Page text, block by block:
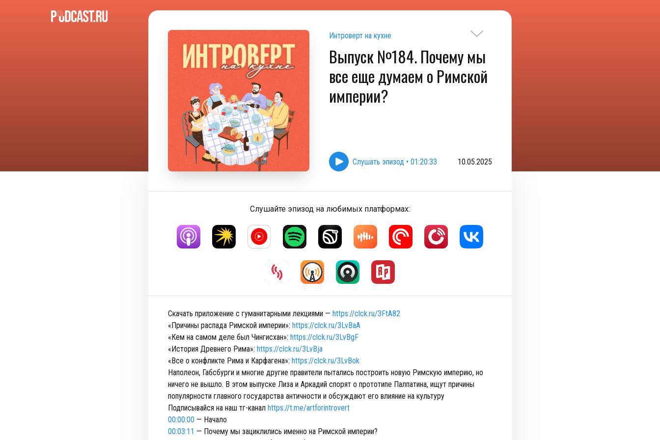
Интроверт на кухне
Выпуск №184. Почему мы
все еще думаем о Римской
империи?
Слушать эпизод • 01:20:33 10.05.2025
Слушайте эпизод на любимых платформах:
Скачать приложение с гуманитарными лекциями — https://clck.ru/3FtA82
«Причины распада Римской империи»: https://clck.ru/3LvBaA
«Кем на самом деле был Чингисхан»: https://clck.ru/3LvBgF
«История Древнего Рима»: https://clck.ru/3LvBja
«Все о конфликте Рима и Карфагена»: https://clck.ru/3LvBok
Наполеон, Габсбурги и многие другие правители пытались построить новую Римскую империю, но
ничего не вышло. В этом выпуске Лиза и Аркадий спорят о прототипе Палпатина, ищут причины
популярности главного государства античности и обсуждают его влияние на культуру
Подписывайся на наш тг-канал https://t.me/artforintrovert
00:00:00 — Начало
00:03:11 — Почему мы зациклились именно на Римской империи?